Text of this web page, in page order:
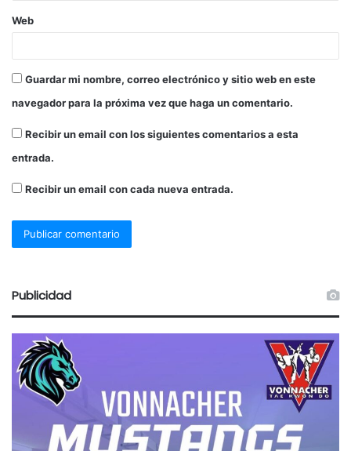
Web
Guardar mi nombre, correo electrónico y sitio web en este
navegador para la próxima vez que haga un comentario.
Recibir un email con los siguientes comentarios a esta
entrada.
Recibir un email con cada nueva entrada.
Publicidad